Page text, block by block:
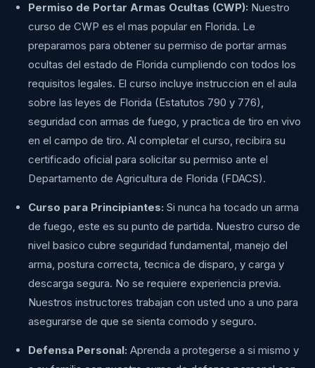
Permiso de Portar Armas Ocultas (CWP): Nuestro
curso de CWP es el mas popular en Florida. Le
preparamos para obtener su permiso de portar armas
ocultas del estado de Florida cumpliendo con todos los
requisitos legales. El curso incluye instruccion en el aula
sobre las leyes de Florida (Estatutos 790 y 776),
seguridad con armas de fuego, y practica de tiro en vivo
en el campo de tiro. Al completar el curso, recibira su
certificado oficial para solicitar su permiso ante el
Departamento de Agricultura de Florida (FDACS).
Curso para Principiantes: Si nunca ha tocado un arma
de fuego, este es su punto de partida. Nuestro curso de
nivel basico cubre seguridad fundamental, manejo del
arma, postura correcta, tecnica de disparo, y carga y
descarga segura. No se requiere experiencia previa.
Nuestros instructores trabajan con usted uno a uno para
asegurarse de que se sienta comodo y seguro.
Defensa Personal: Aprenda a protegerse a si mismo y